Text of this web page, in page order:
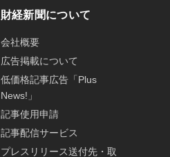
財経新聞について
会社概要
広告掲載について
低価格記事広告「Plus
News!」
記事使用申請
記事配信サービス
プレスリリース送付先・取